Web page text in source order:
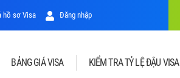
hồ sơ Visa Đăng nhập
BẢNG GIÁ VISA KIỂM TRA TỶ LỆ ĐẬU VISA